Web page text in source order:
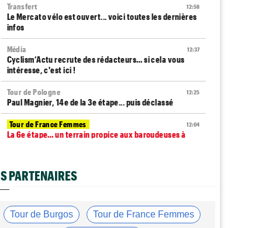
12:58
Transfert
Le Mercato vélo est ouvert... voici toutes les dernières
infos
12:37
Média
Cyclism’Actu recrute des rédacteurs… si cela vous
intéresse, c'est ici !
12:25
Tour de Pologne
Paul Magnier, 14e de la 3e étape... puis déclassé
12:04
Tour de France Femmes
La 6e étape… un terrain propice aux baroudeuses à
Soudal Quick-Step recrute un talentueux sprinteur
allemand de 24 ans !
11:43
Route
Trine Vingegaard : "L'entraînement ne devrait pas être
PARTENAIRES
Tour de Burgos Tour de France Femmes